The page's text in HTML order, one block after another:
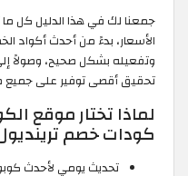
جمعنا لك في هذا الدليل كل ما
الأسعار، بدءً من أحدث أكواد
وتفعيله بشكل صحيح، وصولاً
تحقيق أقصى توفير على جميع
لماذا تختار موقع
كودات خصم ترينديول